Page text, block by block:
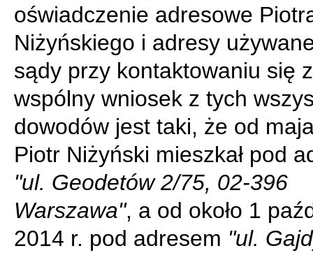
oświadczenie adresowe
Niżyńskiego i adresy
sądy przy kontaktowaniu się
wspólny wniosek z tych
dowodów jest taki, że od
Piotr Niżyński mieszkał pod
"ul. Geodetów 2/75, 02-396
Warszawa", a od około 1
2014 r. pod adresem "ul.